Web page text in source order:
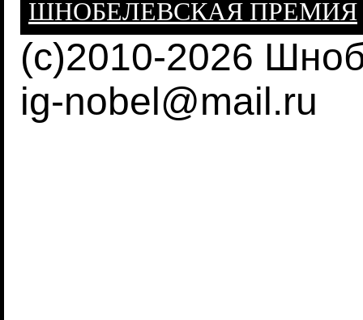
ШНОБЕЛЕВСКАЯ ПРЕМИЯ
(c)2010-2026
ig-nobel@mail.ru